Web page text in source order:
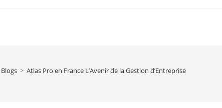
Blogs > Atlas Pro en France L’Avenir de la Gestion d’Entreprise